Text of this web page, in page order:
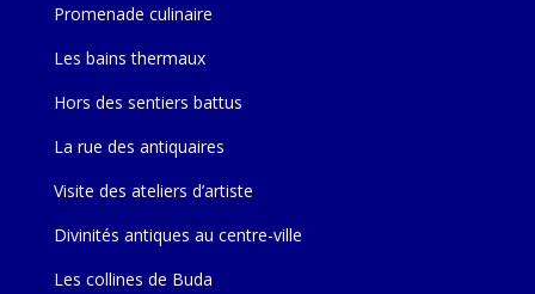
Promenade culinaire
Les bains thermaux
Hors des sentiers battus
La rue des antiquaires
Visite des ateliers d’artiste
Divinités antiques au centre-ville
Les collines de Buda